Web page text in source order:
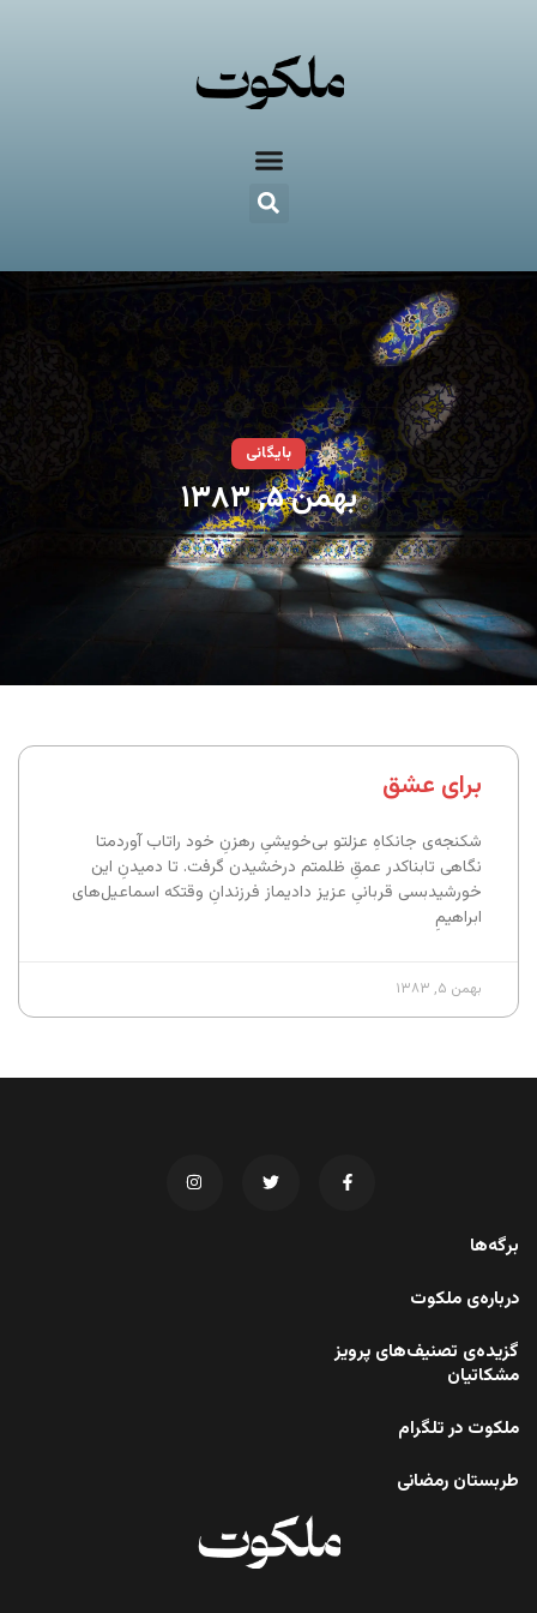
بایگانی
بهمن ۵, ۱۳۸۳
برای عشق
شکنجه‌ی جانکاهِ عزلتو بی‌خویشیِ رهزنِ خود راتاب آوردمتا
نگاهی تابناکدر عمقِ ظلمتم درخشیدن گرفت. تا دمیدنِ این
خورشیدبسی قربانیِ عزیز دادیماز فرزندانِ وقتکه اسماعیل‌های
ابراهیمِ
بهمن ۵, ۱۳۸۳
برگه‌ها
درباره‌ی ملکوت
گزیده‌ی تصنیف‌های پرویز
مشکاتیان
ملکوت در تلگرام
طربستان رمضانی